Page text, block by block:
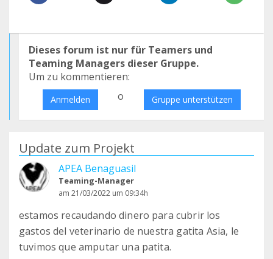
Dieses forum ist nur für Teamers und
Teaming Managers dieser Gruppe.
Um zu kommentieren:
Anmelden o Gruppe unterstützen
Update zum Projekt
APEA Benaguasil
Teaming-Manager
am 21/03/2022 um 09:34h
estamos recaudando dinero para cubrir los
gastos del veterinario de nuestra gatita Asia, le
tuvimos que amputar una patita.